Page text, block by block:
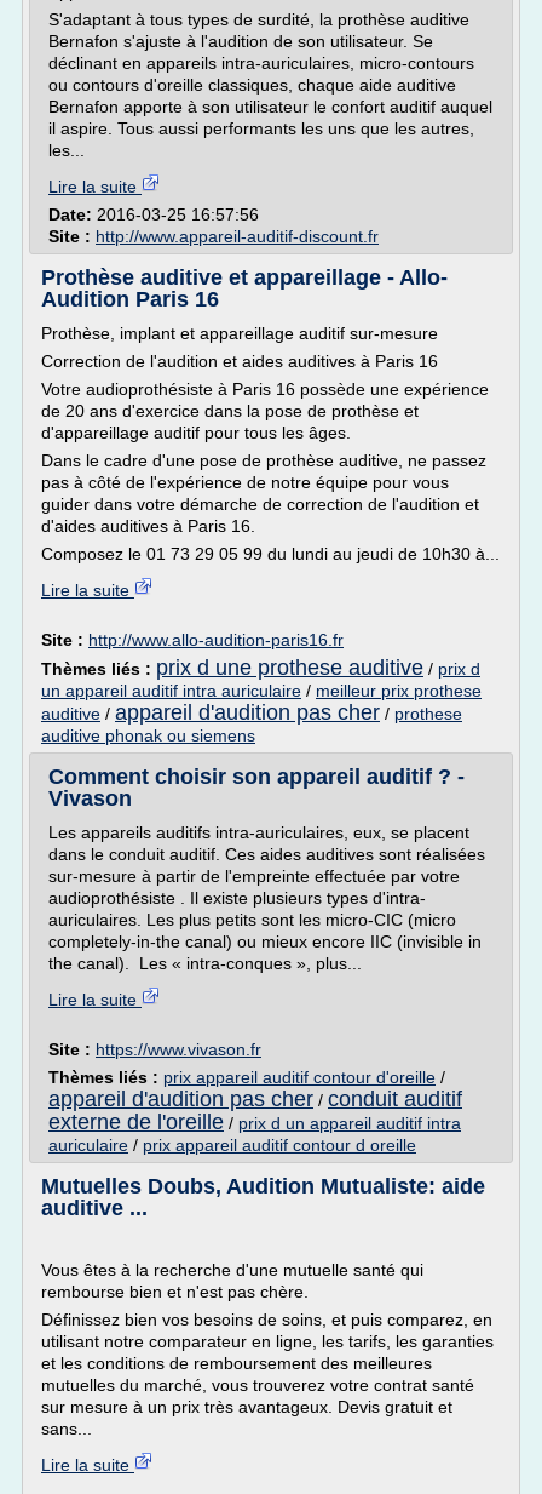
S'adaptant à tous types de surdité, la prothèse auditive
Bernafon s'ajuste à l'audition de son utilisateur. Se
déclinant en appareils intra-auriculaires, micro-contours
ou contours d'oreille classiques, chaque aide auditive
Bernafon apporte à son utilisateur le confort auditif auquel
il aspire. Tous aussi performants les uns que les autres,
les...
Lire la suite
Date: 2016-03-25 16:57:56
Site : http://www.appareil-auditif-discount.fr
Prothèse auditive et appareillage - Allo-
Audition Paris 16
Prothèse, implant et appareillage auditif sur-mesure
Correction de l'audition et aides auditives à Paris 16
Votre audioprothésiste à Paris 16 possède une expérience
de 20 ans d'exercice dans la pose de prothèse et
d'appareillage auditif pour tous les âges.
Dans le cadre d'une pose de prothèse auditive, ne passez
pas à côté de l'expérience de notre équipe pour vous
guider dans votre démarche de correction de l'audition et
d'aides auditives à Paris 16.
Composez le 01 73 29 05 99 du lundi au jeudi de 10h30 à...
Lire la suite
Site : http://www.allo-audition-paris16.fr
Thèmes liés : prix d une prothese auditive / prix d
un appareil auditif intra auriculaire / meilleur prix prothese
auditive / appareil d'audition pas cher / prothese
auditive phonak ou siemens
Comment choisir son appareil auditif ? -
Vivason
Les appareils auditifs intra-auriculaires, eux, se placent
dans le conduit auditif. Ces aides auditives sont réalisées
sur-mesure à partir de l'empreinte effectuée par votre
audioprothésiste . Il existe plusieurs types d'intra-
auriculaires. Les plus petits sont les micro-CIC (micro
completely-in-the canal) ou mieux encore IIC (invisible in
the canal). Les « intra-conques », plus...
Lire la suite
Site : https://www.vivason.fr
Thèmes liés : prix appareil auditif contour d'oreille /
appareil d'audition pas cher / conduit auditif
externe de l'oreille / prix d un appareil auditif intra
auriculaire / prix appareil auditif contour d oreille
Mutuelles Doubs, Audition Mutualiste: aide
auditive ...
Vous êtes à la recherche d'une mutuelle santé qui
rembourse bien et n'est pas chère.
Définissez bien vos besoins de soins, et puis comparez, en
utilisant notre comparateur en ligne, les tarifs, les garanties
et les conditions de remboursement des meilleures
mutuelles du marché, vous trouverez votre contrat santé
sur mesure à un prix très avantageux. Devis gratuit et
sans...
Lire la suite